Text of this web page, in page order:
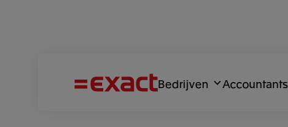
Bedrijven Accountants